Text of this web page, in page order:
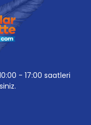
- 17:00 saatleri